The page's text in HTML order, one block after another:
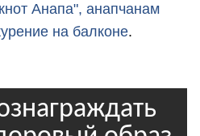
Анапа", анапчанам
на балконе.